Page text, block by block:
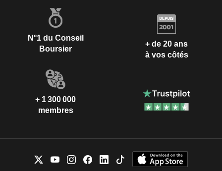
N°1 du Conseil
Boursier
+ de 20 ans
à vos côtés
+ 1 300 000
membres